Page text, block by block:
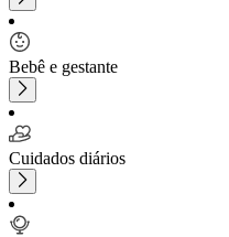
Bebê e gestante
Cuidados diários